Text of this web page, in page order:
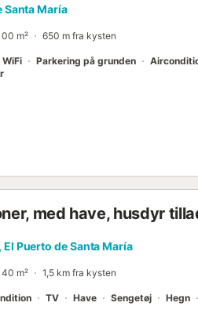
Santa María
m² 650 m fra kysten
WiFi Parkering på grunden
med have, husdyr
Puerto de Santa María
m² 1,5 km fra kysten
TV Have Sengetøj Hegn